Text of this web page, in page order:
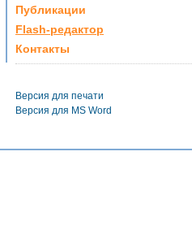
Публикации
Flash-редактор
Контакты
Версия для печати
Версия для MS Word